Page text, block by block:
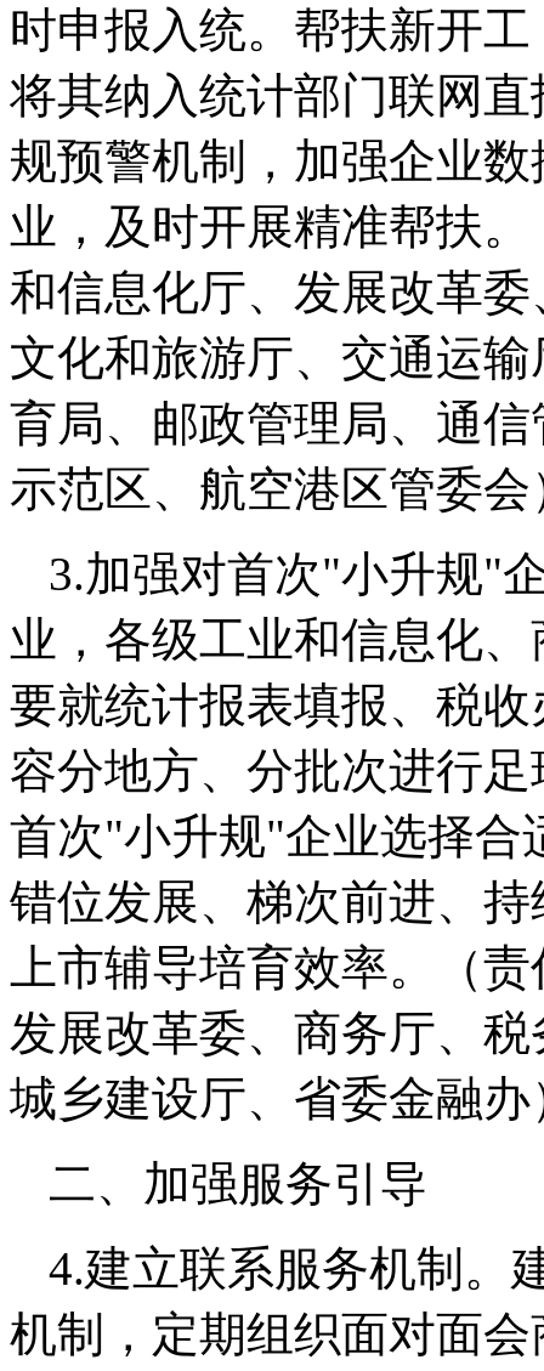
时申报入统。帮扶新开
将其纳入统计部门联网
规预警机制，加强企业
业，及时开展精准帮扶
和信息化厅、发展改革
文化和旅游厅、交通运
育局、邮政管理局、通
示范区、航空港区管委会
3.加强对首次"小升规"
业，各级工业和信息化
要就统计报表填报、税
容分地方、分批次进行
首次"小升规"企业选择合
错位发展、梯次前进、
上市辅导培育效率。（
发展改革委、商务厅、
城乡建设厅、省委金融办
二、加强服务引导
4.建立联系服务机制。
机制，定期组织面对面